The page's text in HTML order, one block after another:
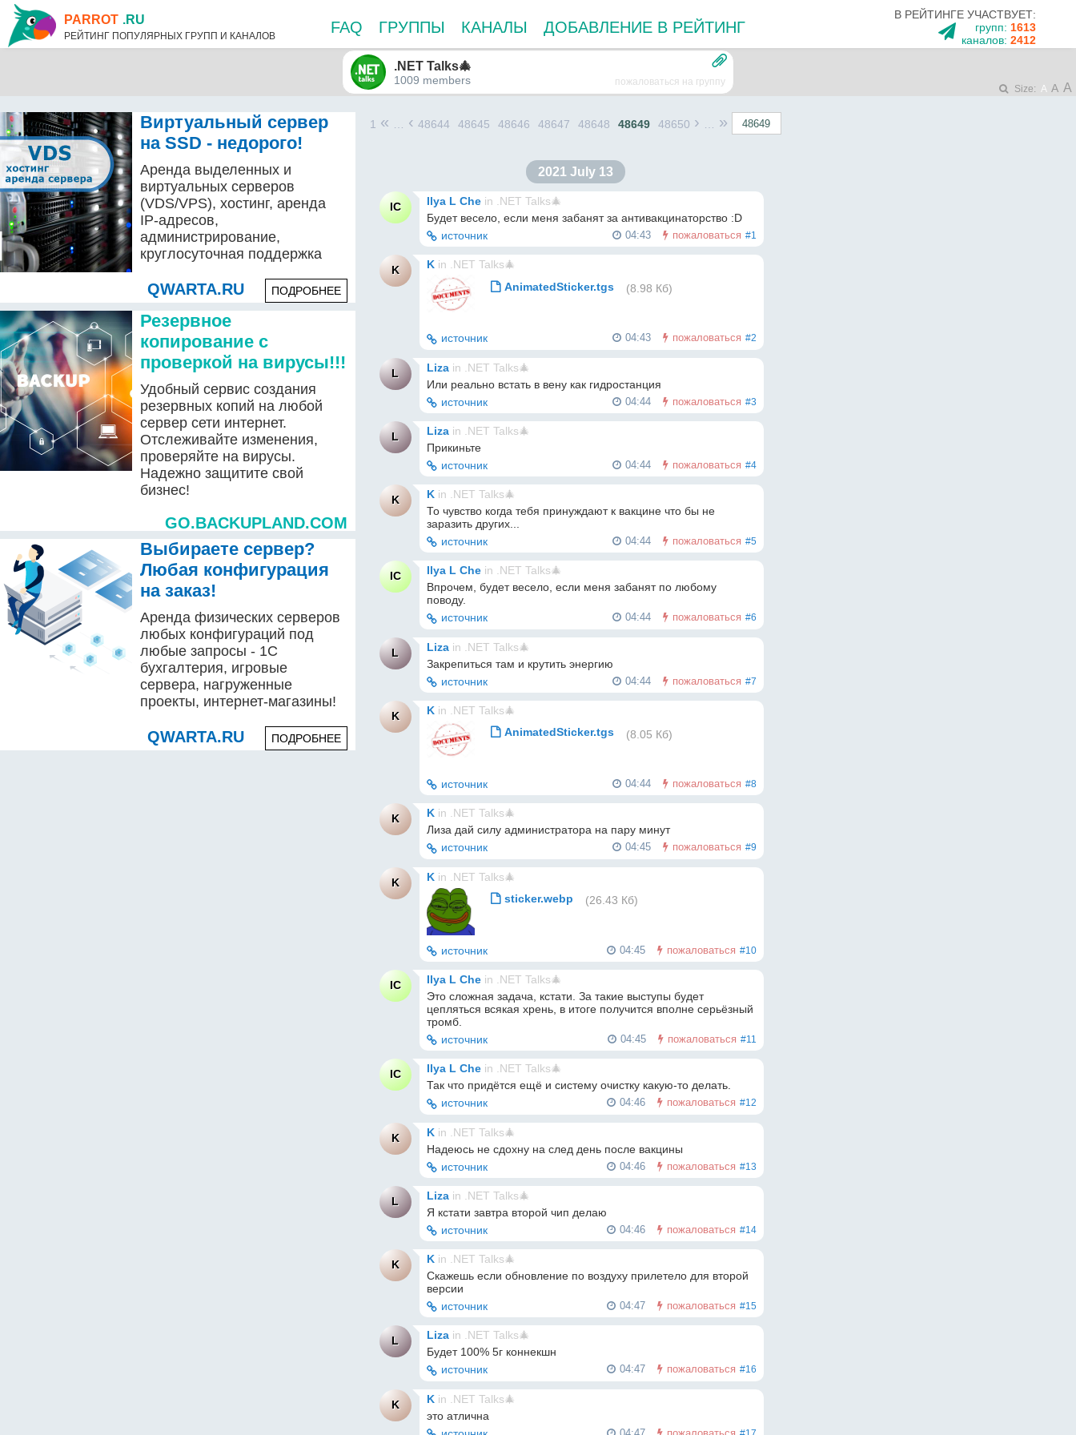
PARROT .RU
РЕЙТИНГ ПОПУЛЯРНЫХ ГРУПП И КАНАЛОВ FAQ ГРУППЫ КАНАЛЫ ДОБАВЛЕНИЕ В РЕЙТИНГ
В РЕЙТИНГЕ УЧАСТВУЕТ:
групп: 1613
каналов: 2412
Виртуальный сервер
на SSD - недорого!
Аренда выделенных и
виртуальных серверов
(VDS/VPS), хостинг, аренда
IP-адресов,
администрирование,
круглосуточная поддержка
QWARTA.RU ПОДРОБНЕЕ
Резервное
копирование с
проверкой на вирусы!!!
Удобный сервис создания
резервных копий на любой
сервер сети интернет.
Отслеживайте изменения,
проверяйте на вирусы.
Надежно защитите свой
бизнес!
GO.BACKUPLAND.COM
Выбираете сервер?
Любая конфигурация
на заказ!
Аренда физических серверов
любых конфигураций под
любые запросы - 1С
бухгалтерия, игровые
сервера, нагруженные
проекты, интернет-магазины!
QWARTA.RU ПОДРОБНЕЕ
Size: A A A
.NET Talks🎄
1009 members пожаловаться на группу
1 « ‹ 48644 48645 48646 48647 48648 48649 48650 › »
2021 July 13
IC Ilya L Che in
.NET Talks🎄
Будет весело, если меня забанят за антивакцинаторство :D
источник
04:43 пожаловаться #1
K K in .NET Talks🎄
AnimatedSticker.tgs
(8.98 Кб)
источник 04:43 пожаловаться #2
L Liza in
.NET Talks🎄
Или реально встать в вену как гидростанция
источник
04:44 пожаловаться #3
L Liza in
.NET Talks🎄
Прикиньте
источник
04:44 пожаловаться #4
K K in
.NET Talks🎄
То чувство когда тебя принуждают к вакцине что бы не
заразить других...
источник
04:44 пожаловаться #5
IC Ilya L Che in .NET Talks🎄
Впрочем, будет весело, если меня забанят по любому
поводу.
источник
04:44 пожаловаться #6
L Liza in
.NET Talks🎄
Закрепиться там и крутить энергию
источник
04:44 пожаловаться #7
K K in
.NET Talks🎄
AnimatedSticker.tgs
(8.05 Кб)
источник 04:44 пожаловаться #8
K K in .NET Talks🎄
Лиза дай силу администратора на пару минут
источник
04:45 пожаловаться #9
K K in
.NET Talks🎄
sticker.webp
(26.43 Кб)
источник 04:45 пожаловаться #10
IC Ilya L Che in
.NET Talks🎄
Это сложная задача, кстати. За такие выступы будет
цепляться всякая хрень, в итоге получится вполне серьёзный
тромб.
источник
04:45 пожаловаться #11
IC Ilya L Che in .NET Talks🎄
Так что придётся ещё и систему очистку какую-то делать.
источник
04:46 пожаловаться #12
K K in
.NET Talks🎄
Надеюсь не сдохну на след день после вакцины
источник
04:46 пожаловаться #13
L Liza in
.NET Talks🎄
Я кстати завтра второй чип делаю
источник
04:46 пожаловаться #14
K K in
.NET Talks🎄
Скажешь если обновление по воздуху прилетело для второй
версии
источник
04:47 пожаловаться #15
L Liza in .NET Talks🎄
Будет 100% 5г коннекшн
источник
04:47 пожаловаться #16
K K in
.NET Talks🎄
это атлична